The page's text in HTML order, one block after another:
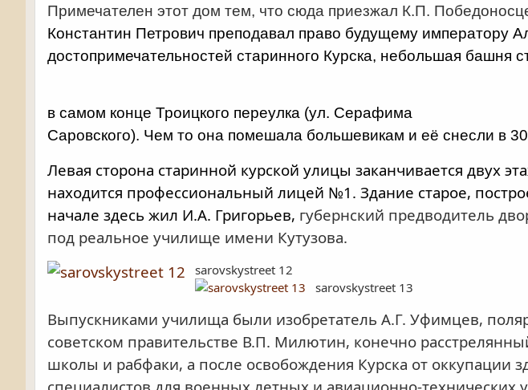
Примечателен этот дом тем, что сюда приезжал К.П.
Константин Петрович преподавал право будущему императору
достопримечательностей старинного Курска, небольшая башня
в самом конце Троицкого переулка (ул. Серафима
Саровского). Чем то она помешала большевикам и её снесли в
Левая сторона старинной курской улицы заканчивается двух
находится профессиональный лицей №1. Здание старое,
начале здесь жил И.А. Григорьев, губернский предводитель
под реальное училище имени Кутузова.
sarovskystreet 12
sarovskystreet 13
Выпускниками училища были изобретатель А.Г. Уфимцев,
советском правительстве В.П. Милютин, конечно
школы и рабфаки, а после освобождения Курска от оккупации
специалистов для военных летных и авиационно-